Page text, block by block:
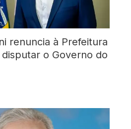
renuncia à Prefeitura
o Governo do